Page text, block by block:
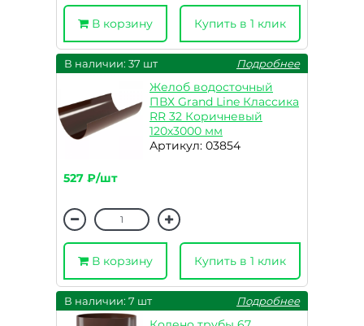
В корзину Купить в 1 клик
В наличии: 37 шт Подробнее
Желоб водосточный
ПВХ Grand Line Классика
RR 32 Коричневый
120х3000 мм
Артикул: 03854
527 ₽/шт
В корзину Купить в 1 клик
В наличии: 7 шт Подробнее